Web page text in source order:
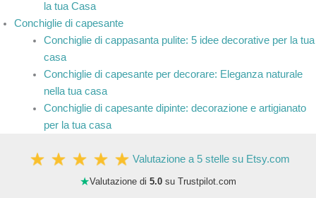
la tua Casa
Conchiglie di capesante
Conchiglie di cappasanta pulite: 5 idee decorative per la tua
casa
Conchiglie di capesante per decorare: Eleganza naturale
nella tua casa
Conchiglie di capesante dipinte: decorazione e artigianato
per la tua casa
Valutazione a 5 stelle su Etsy.com
★Valutazione di 5.0 su Trustpilot.com